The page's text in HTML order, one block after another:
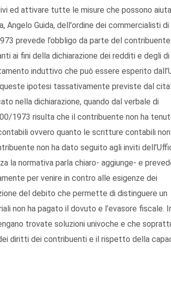
ed attivare tutte le misure che possono
Angelo Guida, dell'ordine dei commercialisti di
prevede l’obbligo da parte del
ai fini della dichiarazione dei redditi e degli di
induttivo che può essere esperito
ipotesi tassativamente previste dal
nella dichiarazione, quando dal verbale di
1973 risulta che il contribuente non ha
ovvero quanto le scritture contabili
non ha dato seguito agli inviti
la normativa parla chiaro- aggiunge- e
per venire in contro alle esigenze dei
del debito che permette di distinguere un
non ha pagato il dovuto e l’evasore fiscale.
trovate soluzioni univoche e che
diritti dei contribuenti e il rispetto della